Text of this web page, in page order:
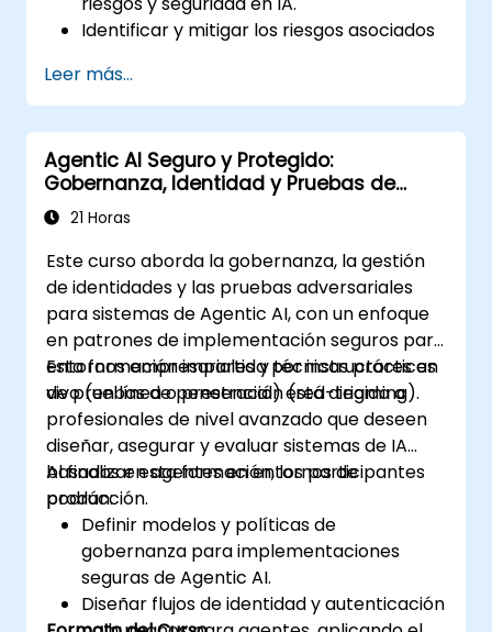
Identificar y mitigar los riesgos asociados
Implementar mejores prácticas de
seguridad para IA.
Comprender el cumplimiento normativo
y las consideraciones éticas para IA.
Desarrollar estrategias para una
gobernanza y gestión efectivas de la IA.
Leer más...
Agentic AI Seguro y Protegido:
Gobernanza, Identidad y Pruebas de
Penetración
21 Horas
Este curso aborda la gobernanza, la gestión
de identidades y las pruebas adversariales
para sistemas de Agentic AI, con un enfoque
en patrones de implementación seguros para
entornos empresariales y técnicas prácticas
de pruebas de penetración (red-teaming).
Esta formación impartida por instructores en
vivo (en línea o presencial) está dirigida a
profesionales de nivel avanzado que deseen
diseñar, asegurar y evaluar sistemas de IA
basados en agentes en entornos de
producción.
Al finalizar esta formación, los participantes
podrán:
Definir modelos y políticas de
gobernanza para implementaciones
seguras de Agentic AI.
Diseñar flujos de identidad y autenticación